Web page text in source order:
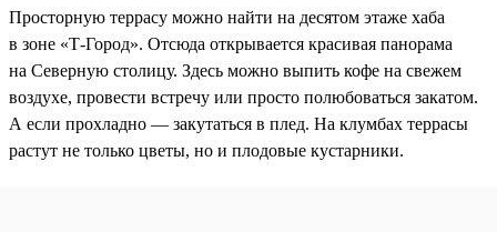
Просторную террасу можно найти на десятом этаже хаба
в зоне «Т-Город». Отсюда открывается красивая панорама
на Северную столицу. Здесь можно выпить кофе на свежем
воздухе, провести встречу или просто полюбоваться закатом.
А если прохладно — закутаться в плед. На клумбах террасы
растут не только цветы, но и плодовые кустарники.